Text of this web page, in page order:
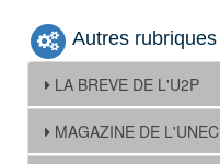
Autres rubriques
LA BREVE DE L'U2P
MAGAZINE DE L'UNEC